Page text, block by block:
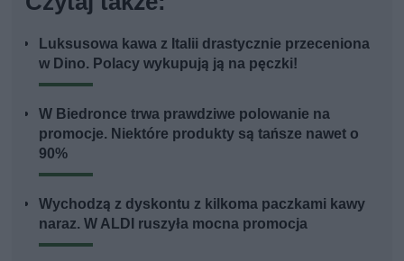
Luksusowa kawa z Italii drastycznie przeceniona
w Dino. Polacy wykupują ją na pęczki!
W Biedronce trwa prawdziwe polowanie na
promocje. Niektóre produkty są tańsze nawet o
90%
Wychodzą z dyskontu z kilkoma paczkami kawy
naraz. W ALDI ruszyła mocna promocja